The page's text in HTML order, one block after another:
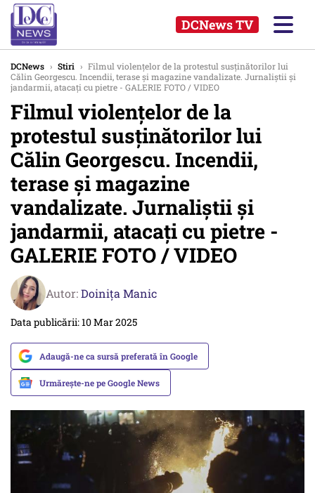
DCNews TV
DCNews › Stiri › Filmul violențelor de la protestul susținătorilor lui
Călin Georgescu. Incendii, terase și magazine vandalizate. Jurnaliștii și
jandarmii, atacați cu pietre - GALERIE FOTO / VIDEO
Filmul violențelor de la
protestul susținătorilor lui
Călin Georgescu. Incendii,
terase și magazine
vandalizate. Jurnaliștii și
jandarmii, atacați cu pietre -
GALERIE FOTO / VIDEO
Autor:Doinița Manic
Data publicării: 10 Mar 2025
Adaugă-ne ca sursă preferată în Google
Urmărește-ne pe Google News